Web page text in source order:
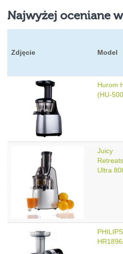
Najwyżej oceniane
Zdjęcie Model
Hurom
(HU-
Juicy
Ultra
PHILIPS